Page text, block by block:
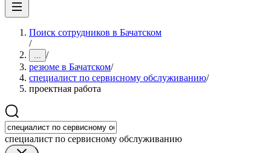
Поиск сотрудников в Бачатском
/
... /
резюме в Бачатском/
специалист по сервисному обслуживанию/
проектная работа
специалист по сервисному обслуживанию